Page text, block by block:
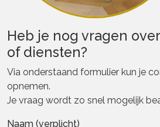
Heb je nog vragen
of diensten?
Via onderstaand formulier kun je
opnemen.
Je vraag wordt zo snel mogelijk
Naam (verplicht)